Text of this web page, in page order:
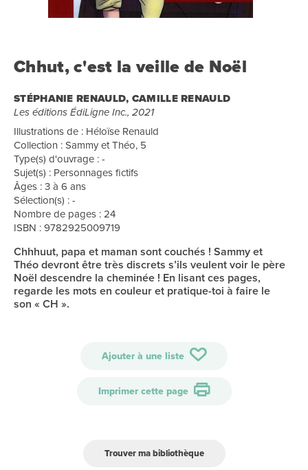
Chhut, c'est la veille de Noël
STÉPHANIE RENAULD, CAMILLE RENAULD
Les éditions ÉdiLigne Inc., 2021
Illustrations de : Héloïse Renauld
Collection : Sammy et Théo, 5
Type(s) d'ouvrage : -
Sujet(s) : Personnages fictifs
Âges : 3 à 6 ans
Sélection(s) : -
Nombre de pages : 24
ISBN : 9782925009719
Chhhuut, papa et maman sont couchés ! Sammy et
Théo devront être très discrets s’ils veulent voir le père
Noël descendre la cheminée ! En lisant ces pages,
regarde les mots en couleur et pratique-toi à faire le
son « CH ».
Ajouter à une liste
Imprimer cette page
Trouver ma bibliothèque